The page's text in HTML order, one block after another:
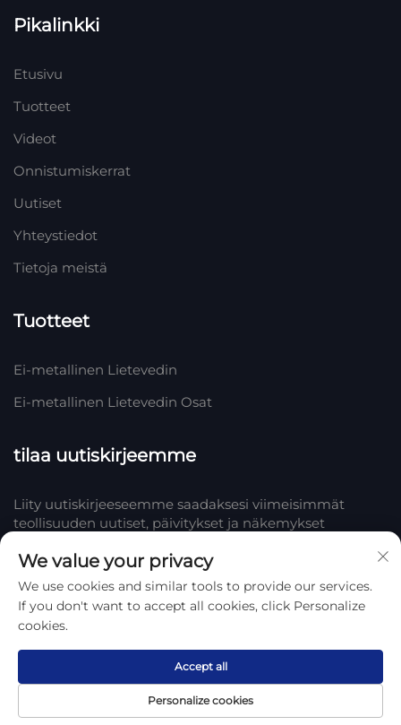
Pikalinkki
Etusivu
Tuotteet
Videot
Onnistumiskerrat
Uutiset
Yhteystiedot
Tietoja meistä
Tuotteet
Ei-metallinen Lietevedin
Ei-metallinen Lietevedin Osat
tilaa uutiskirjeemme
Liity uutiskirjeeseemme saadaksesi viimeisimmät
teollisuuden uutiset, päivitykset ja näkemykset
Tilaa
Etusivu Tuote Tietoa Ota yhteyttä
We value your privacy
We use cookies and similar tools to provide our services.
If you don't want to accept all cookies, click Personalize
cookies.
Personalize cookies
Accept all